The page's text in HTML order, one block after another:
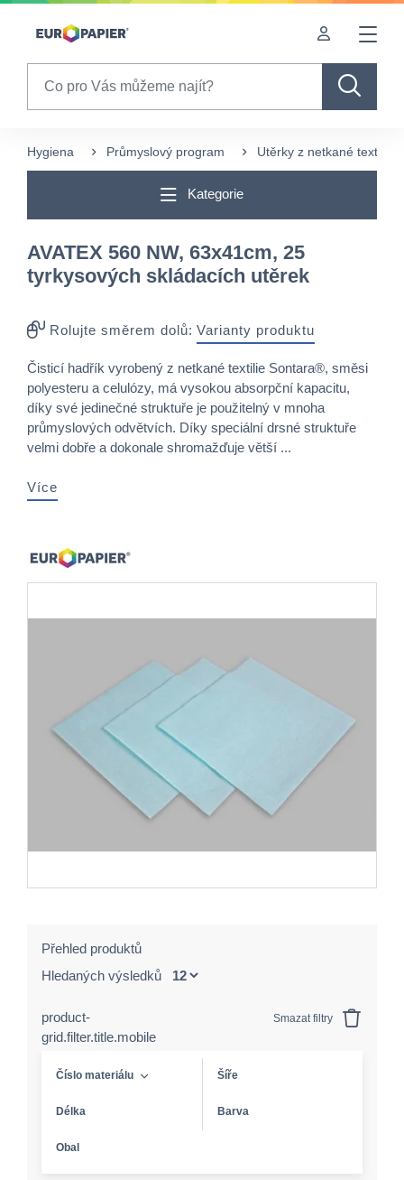
Table Of Content
Hygiena Průmyslový program Utěrky z netkané textílie
Kategorie
AVATEX 560 NW, 63x41cm, 25
tyrkysových skládacích utěrek
Rolujte směrem dolů: Varianty produktu
Čisticí hadřík vyrobený z netkané textilie Sontara®, směsi
polyesteru a celulózy, má vysokou absorpční kapacitu,
díky své jedinečné struktuře je použitelný v mnoha
průmyslových odvětvích. Díky speciální drsné struktuře
velmi dobře a dokonale shromažďuje větší ...
Více
Přehled produktů
Hledaných výsledků
product-
grid.filter.title.mobile
Smazat filtry
Číslo materiálu Šíře
Délka Barva
Obal